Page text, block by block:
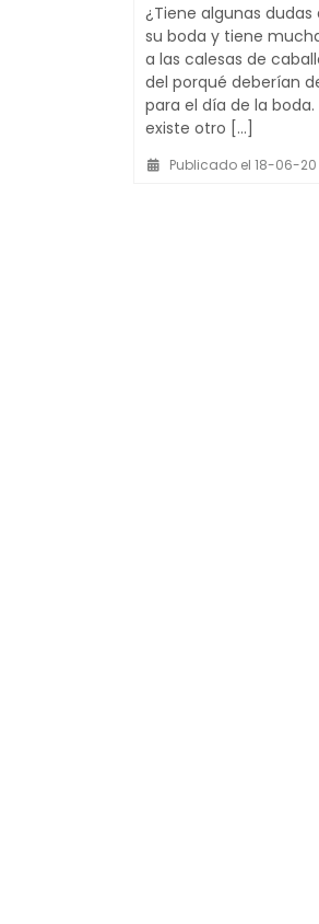
¿Tiene algunas
su boda y tiene
a las calesas de
del porqué deberían
para el día de la
existe otro [...]
Publicado el 18-06-20